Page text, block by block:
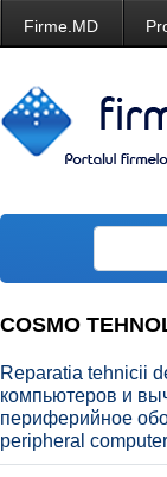
Firme.MD
COSMO
Reparatia tehnicii
компьютеров и
периферийное
peripheral